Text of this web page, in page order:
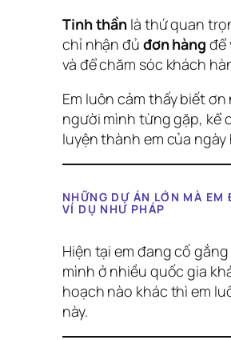
Tinh thần là thứ quan
chỉ nhận đủ đơn hàng để
và để chăm sóc khách
Em luôn cảm thấy biết
người mình từng gặp, kể
luyện thành em của ngày
NHỮNG DỰ ÁN LỚN MÀ
VÍ DỤ NHƯ PHÁP
Hiện tại em đang cố
mình ở nhiều quốc gia
hoạch nào khác thì em
này.